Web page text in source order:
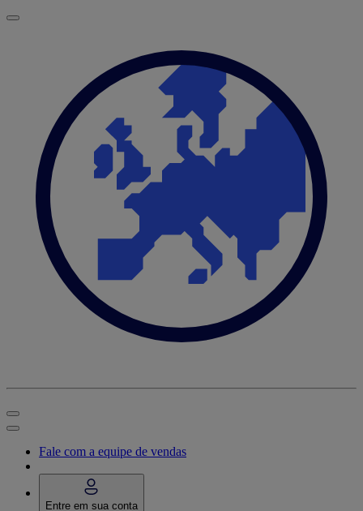
Fale com a equipe de vendas
Entre em sua conta